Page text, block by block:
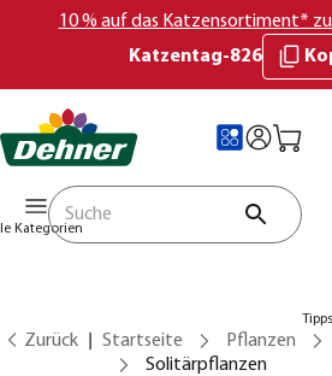
10 % auf das Katzensortiment*
Katzentag-826
Kategorien
Zurück Startseite Pflanzen
Solitärpflanzen